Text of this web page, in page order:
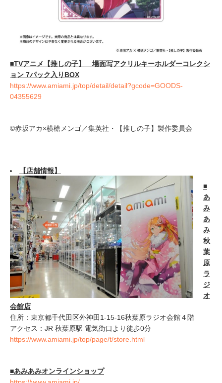
■TVアニメ【推しの子】 場面写アクリルキーホルダーコレクシ
ョン 7パック入りBOX
https://www.amiami.jp/top/detail/detail?gcode=GOODS-
04355629
©赤坂アカ×横槍メンゴ／集英社・【推しの子】製作委員会
【店舗情報】
■
あ
み
あ
み
秋
葉
原
ラ
ジ
オ
会館店
住所：東京都千代田区外神田1-15-16秋葉原ラジオ会館４階
アクセス：JR 秋葉原駅 電気街口より徒歩0分
https://www.amiami.jp/top/page/t/store.html
■あみあみオンラインショップ